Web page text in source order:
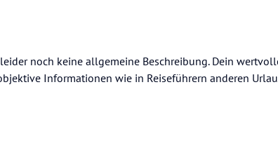
noch keine allgemeine Beschreibung. Dein
Informationen wie in Reiseführern anderen